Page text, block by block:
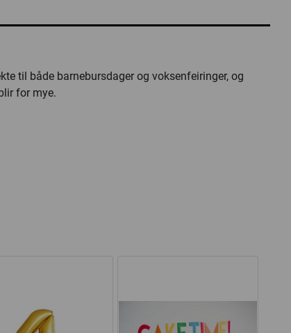
til både barnebursdager og voksenfeiringer, og
for mye.